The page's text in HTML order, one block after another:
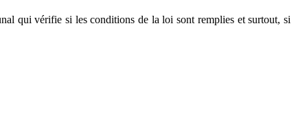
qui vérifie si les conditions de la loi sont remplies et surtout, si